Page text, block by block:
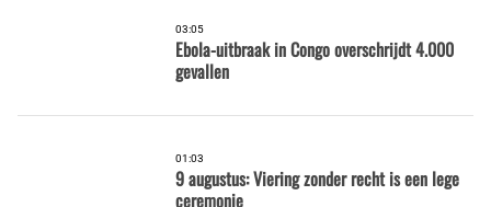
03:05
Ebola-uitbraak in Congo overschrijdt 4.000
gevallen
01:03
9 augustus: Viering zonder recht is een lege
ceremonie